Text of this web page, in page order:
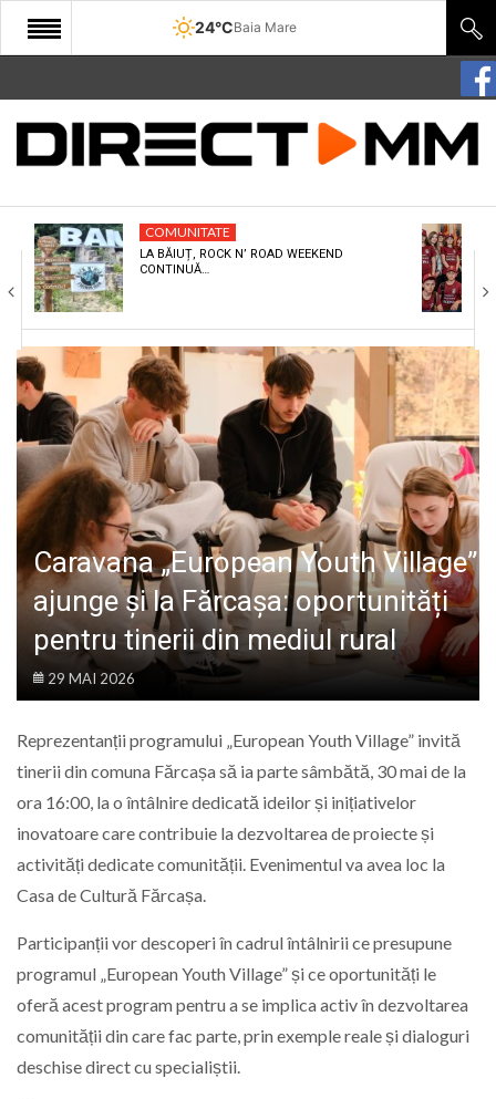
24°CBaia Mare
START
COMUNITATE
CULTURA
ECONOMIE
SANATATE
SPORT
SPECIAL
POLITIC
LIFE
COMUNITATE
LA BĂIUȚ, ROCK N’ ROAD WEEKEND
CONTINUĂ…
Caravana „European Youth Village”
ajunge și la Fărcașa: oportunități
pentru tinerii din mediul rural
29 MAI 2026
Reprezentanții programului „European Youth Village” invită
tinerii din comuna Fărcașa să ia parte sâmbătă, 30 mai de la
ora 16:00, la o întâlnire dedicată ideilor și inițiativelor
inovatoare care contribuie la dezvoltarea de proiecte și
activități dedicate comunității. Evenimentul va avea loc la
Casa de Cultură Fărcașa.
Participanții vor descoperi în cadrul întâlnirii ce presupune
programul „European Youth Village” și ce oportunități le
oferă acest program pentru a se implica activ în dezvoltarea
comunității din care fac parte, prin exemple reale și dialoguri
deschise direct cu specialiștii.